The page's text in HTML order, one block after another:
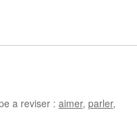
a reviser : aimer, parler,